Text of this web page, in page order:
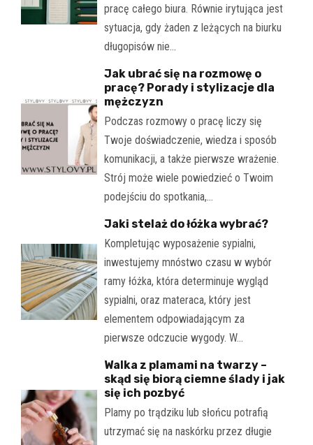
pracę całego biura. Równie irytująca jest
sytuacja, gdy żaden z leżących na biurku
długopisów nie…
Jak ubrać się na rozmowę o
pracę? Porady i stylizacje dla
mężczyzn
Podczas rozmowy o pracę liczy się
Twoje doświadczenie, wiedza i sposób
komunikacji, a także pierwsze wrażenie.
Strój może wiele powiedzieć o Twoim
podejściu do spotkania,…
Jaki stelaż do łóżka wybrać?
Kompletując wyposażenie sypialni,
inwestujemy mnóstwo czasu w wybór
ramy łóżka, która determinuje wygląd
sypialni, oraz materaca, który jest
elementem odpowiadającym za
pierwsze odczucie wygody. W…
Walka z plamami na twarzy –
skąd się biorą ciemne ślady i jak
się ich pozbyć
Plamy po trądziku lub słońcu potrafią
utrzymać się na naskórku przez długie